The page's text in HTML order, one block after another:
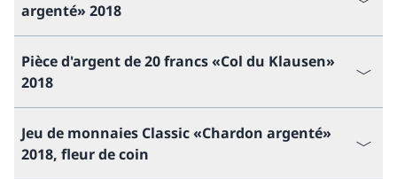
argenté» 2018
Pièce d'argent de 20 francs «Col du Klausen»
2018
Jeu de monnaies Classic «Chardon argenté»
2018, fleur de coin